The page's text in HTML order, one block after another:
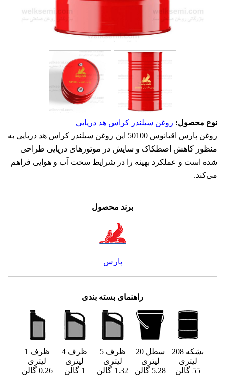
نوع محصول: روغن سیلندر کراس هد دریایی
روغن پارس اقيانوس 50100 این روغن سیلندر کراس هد دریایی به
منظور کاهش اصطکاک و سایش در موتورهای دریایی طراحی
شده است و عملکرد بهینه را در شرایط سخت آب و هوایی فراهم
می‌کند.
برند محصول
پارس
راهنمای بسته بندی
بشکه 208
لیتری
55 گالن
سطل 20
لیتری
5.28 گالن
ظرف 5
لیتری
1.32 گالن
ظرف 4
لیتری
1 گالن
ظرف 1
لیتری
0.26 گالن